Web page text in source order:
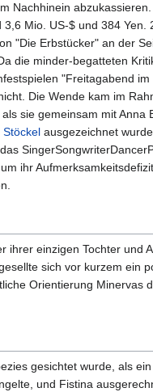
Nachhinein
Mio. US-$ und 384 Yen.
"Die Erbstücker" an der
die minder-begatteten
"Freitagabend
Die Wende kam im
sie gemeinsam mit Anna
Stöckel ausgezeichnet
ihr
ihrer einzigen Tochter und
sich vor kurzem ein
Orientierung Minervas
gesichtet wurde, als
und Fistina